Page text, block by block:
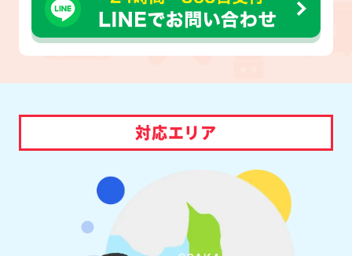
対応エリア